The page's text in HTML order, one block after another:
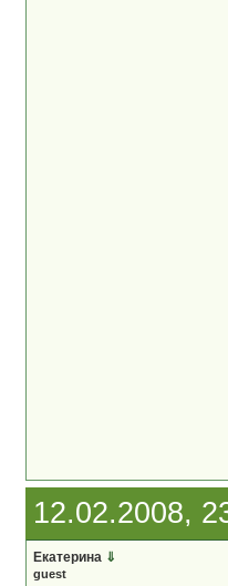
12.02.2008,
Екатерина ⇓
guest